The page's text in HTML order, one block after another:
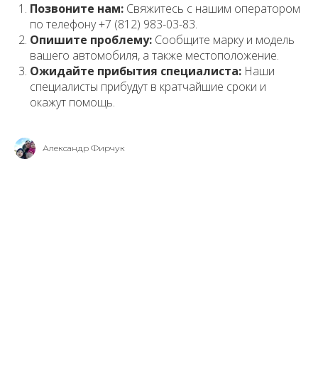
Позвоните нам: Свяжитесь с нашим оператором
по телефону +7 (812) 983-03-83.
Опишите проблему: Сообщите марку и модель
вашего автомобиля, а также местоположение.
Ожидайте прибытия специалиста: Наши
специалисты прибудут в кратчайшие сроки и
окажут помощь.
Александр Фирчук